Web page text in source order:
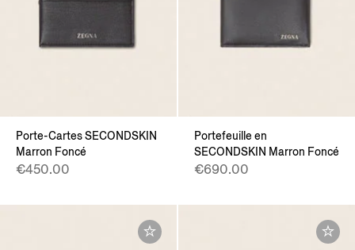
Porte-Cartes SECONDSKIN
Marron Foncé
€450.00
Portefeuille en
SECONDSKIN Marron Foncé
€690.00